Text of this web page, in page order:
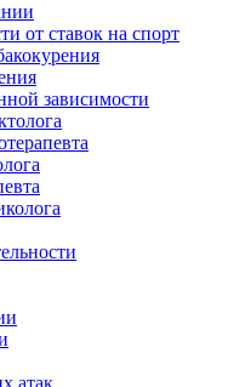
от ставок на спорт
зависимости
атак